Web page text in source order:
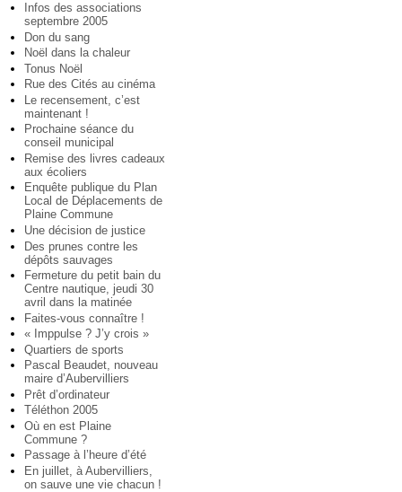
Infos des associations
septembre 2005
Don du sang
Noël dans la chaleur
Tonus Noël
Rue des Cités au cinéma
Le recensement, c’est
maintenant !
Prochaine séance du
conseil municipal
Remise des livres cadeaux
aux écoliers
Enquête publique du Plan
Local de Déplacements de
Plaine Commune
Une décision de justice
Des prunes contre les
dépôts sauvages
Fermeture du petit bain du
Centre nautique, jeudi 30
avril dans la matinée
Faites-vous connaître !
« Imppulse ? J’y crois »
Quartiers de sports
Pascal Beaudet, nouveau
maire d’Aubervilliers
Prêt d’ordinateur
Téléthon 2005
Où en est Plaine
Commune ?
Passage à l’heure d’été
En juillet, à Aubervilliers,
on sauve une vie chacun !